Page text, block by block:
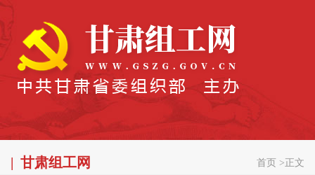
甘肃组工网 首页 > 正文